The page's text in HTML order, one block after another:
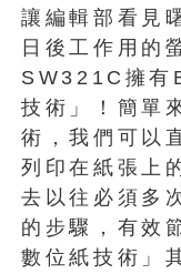
讓編輯部看見
日後工作用的
SW321C擁有
技術」！簡單
術，我們可以
列印在紙張上
去以往必須多
的步驟，有效
數位紙技術」